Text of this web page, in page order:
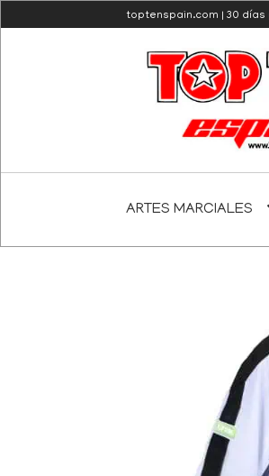
toptenspain.com | 30 días
navegación
contenido
ARTES MARCIALES